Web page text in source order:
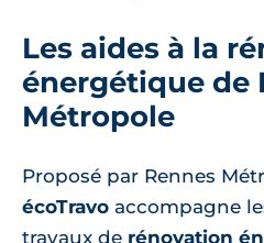
Les aides à la
énergétique de
Métropole
Proposé par Rennes
écoTravo accompagne
travaux de rénovation